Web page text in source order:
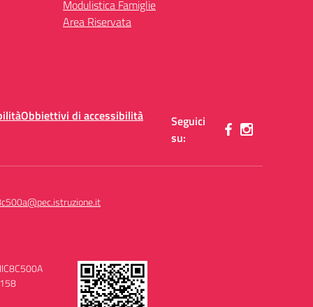
Modulistica Famiglie
Area Riservata
Obbiettivi di accessibilità
Seguici
su: